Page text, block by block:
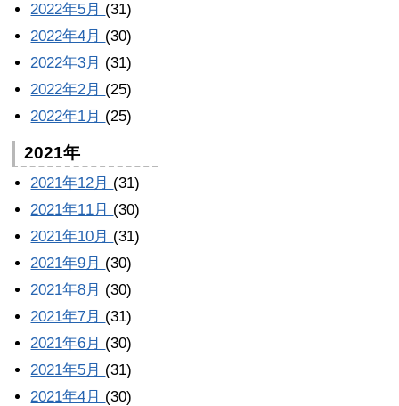
2022年5月 (31)
2022年4月 (30)
2022年3月 (31)
2022年2月 (25)
2022年1月 (25)
2021年
2021年12月 (31)
2021年11月 (30)
2021年10月 (31)
2021年9月 (30)
2021年8月 (30)
2021年7月 (31)
2021年6月 (30)
2021年5月 (31)
2021年4月 (30)